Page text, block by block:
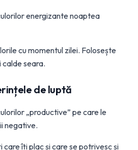
energizante noaptea
cu momentul zilei. Folosește
calde seara.
de luptă
„productive” pe care le
negative.
care îți plac și care se potrivesc și